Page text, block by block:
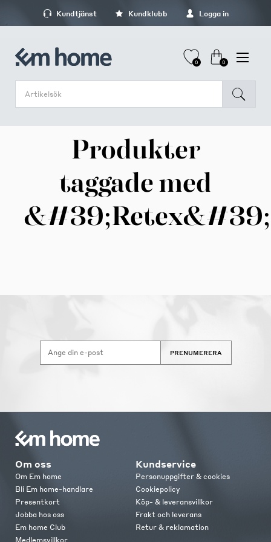
Kundtjänst Kundklubb Logga in
0 0
Produkter
taggade med
&#39;Retex&#39;
PRENUMERERA
Om oss
Om Em home
Bli Em home-handlare
Presentkort
Jobba hos oss
Em home Club
Medlemsvillkor
Kundservice
Personuppgifter & cookies
Cookiepolicy
Köp- & leveransvillkor
Frakt och leverans
Retur & reklamation